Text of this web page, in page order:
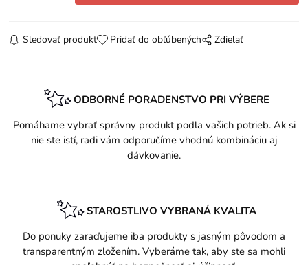
Sledovať produkt Pridať do obľúbených Zdielať
ODBORNÉ PORADENSTVO PRI VÝBERE
Pomáhame vybrať správny produkt podľa vašich potrieb. Ak si
nie ste istí, radi vám odporučíme vhodnú kombináciu aj
dávkovanie.
STAROSTLIVO VYBRANÁ KVALITA
Do ponuky zaraďujeme iba produkty s jasným pôvodom a
transparentným zložením. Vyberáme tak, aby ste sa mohli